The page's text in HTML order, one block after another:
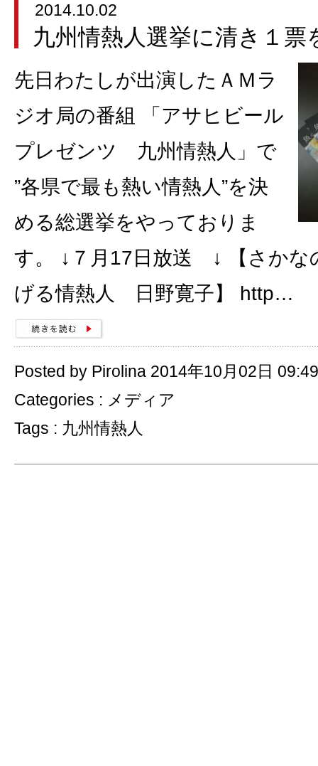
2014.10.02
九州情熱人選挙に清き１票
先日わたしが出演したＡＭラ
ジオ局の番組 「アサヒビール
プレゼンツ 九州情熱人」で
”各県で最も熱い情熱人”を決
める総選挙をやっておりま
す。 ↓７月17日放送 ↓ 【さかな
げる情熱人 日野寛子】 http…
Posted by Pirolina 2014年10月02日 09:49
Categories : メディア
Tags : 九州情熱人